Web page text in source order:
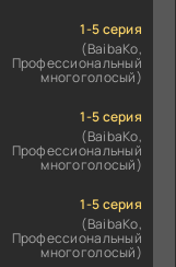
1-5 серия
(BaibaKo,
Профессиональный
многоголосый)
1-5 серия
(BaibaKo,
Профессиональный
многоголосый)
1-5 серия
(BaibaKo,
Профессиональный
многоголосый)